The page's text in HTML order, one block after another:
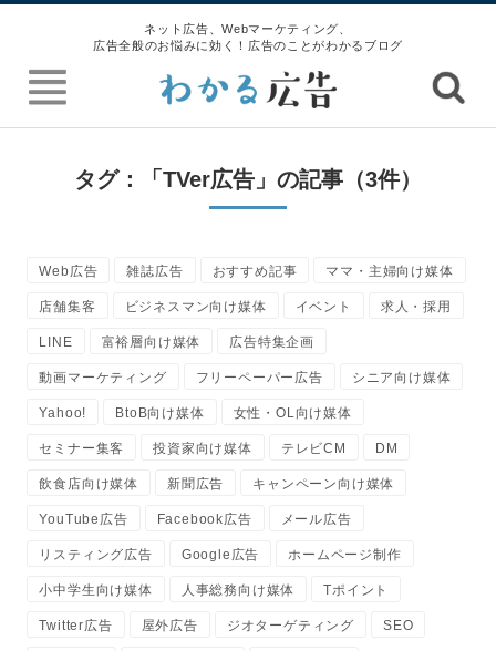
ネット広告、Webマーケティング、
広告全般のお悩みに効く！広告のことがわかるブログ
タグ：「TVer広告」の記事（3件）
Web広告 雑誌広告 おすすめ記事 ママ・主婦向け媒体
店舗集客 ビジネスマン向け媒体 イベント 求人・採用
LINE 富裕層向け媒体 広告特集企画
動画マーケティング フリーペーパー広告 シニア向け媒体
Yahoo! BtoB向け媒体 女性・OL向け媒体
セミナー集客 投資家向け媒体 テレビCM DM
飲食店向け媒体 新聞広告 キャンペーン向け媒体
YouTube広告 Facebook広告 メール広告
リスティング広告 Google広告 ホームページ制作
小中学生向け媒体 人事総務向け媒体 Tポイント
Twitter広告 屋外広告 ジオターゲティング SEO